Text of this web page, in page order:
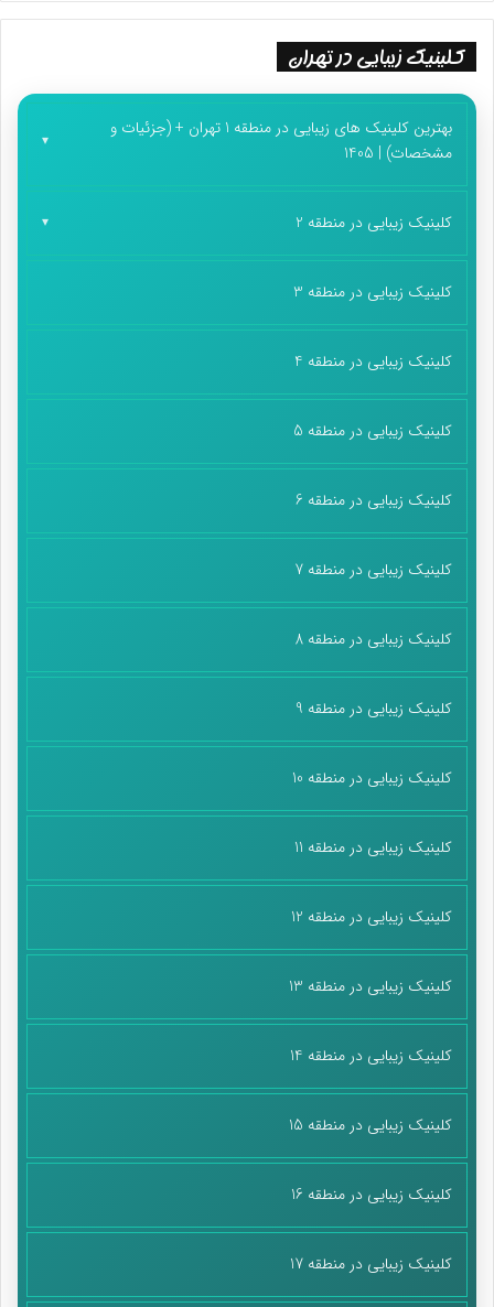
کلینیک زیبایی در تهران
بهترین کلینیک های زیبایی در منطقه 1 تهران + (جزئیات و
مشخصات) | 1405
کلینیک زیبایی در منطقه 2
کلینیک زیبایی در منطقه 3
کلینیک زیبایی در منطقه 4
کلینیک زیبایی در منطقه 5
کلینیک زیبایی در منطقه 6
کلینیک زیبایی در منطقه 7
کلینیک زیبایی در منطقه 8
کلینیک زیبایی در منطقه 9
کلینیک زیبایی در منطقه 10
کلینیک زیبایی در منطقه 11
کلینیک زیبایی در منطقه 12
کلینیک زیبایی در منطقه 13
کلینیک زیبایی در منطقه 14
کلینیک زیبایی در منطقه 15
کلینیک زیبایی در منطقه 16
کلینیک زیبایی در منطقه 17